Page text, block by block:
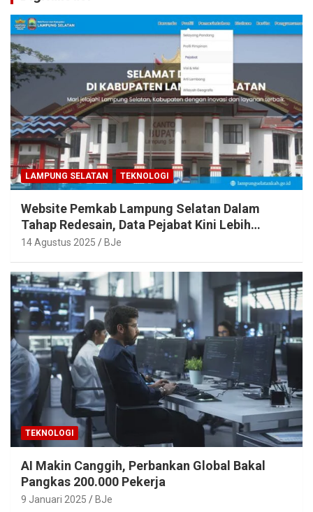
LAMPUNG SELATAN TEKNOLOGI
Website Pemkab Lampung Selatan Dalam
Tahap Redesain, Data Pejabat Kini Lebih
Mudah Diakses
14 Agustus 2025 BJe
TEKNOLOGI
AI Makin Canggih, Perbankan Global Bakal
Pangkas 200.000 Pekerja
9 Januari 2025 BJe